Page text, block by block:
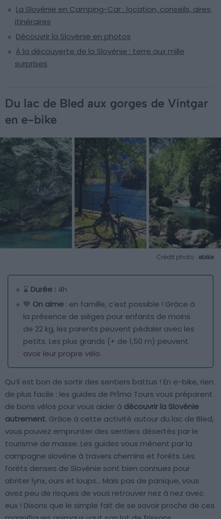
La Slovénie en Camping-Car : location, conseils, aires,
itinéraires
Découvrir la Slovénie en photos
À la découverte de la Slovénie : terre aux mille
surprises
Du lac de Bled aux gorges de Vintgar
en e-bike
Crédit photo : ebike
⌛ Durée : 4h
💙 On aime : en famille, c’est possible ! Grâce à
la présence de sièges pour enfants de moins
de 22 kg, les parents peuvent pédaler avec les
petits. Les plus grands (+ de 1,50 m) peuvent
avoir leur propre vélo.
Qu’il est bon de sortir des sentiers battus ! En e-bike, rien
de plus facile : les guides de Pr1mo Tours vous préparent
de bons vélos pour vous aider à découvrir la Slovénie
autrement. Grâce à cette activité autour du lac de Bled,
vous pouvez emprunter des sentiers désertés par le
tourisme de masse. Les guides vous mènent par la
campagne slovène à travers chemins et forêts. Les
forêts denses de Slovénie sont bien connues pour
abriter lynx, ours et loups… Mais pas de panique, vous
avez peu de risques de vous retrouver nez à nez avec
eux ! Disons que le simple fait de se savoir proche de ces